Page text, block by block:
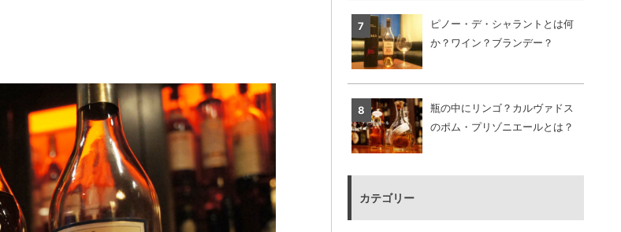
ピノー・デ・シャラントとは何
か？ワイン？ブランデー？
瓶の中にリンゴ？カルヴァドス
のポム・プリゾニエールとは？
カテゴリー